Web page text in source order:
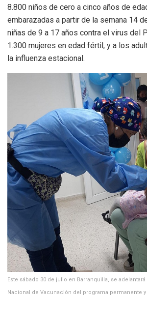
8.800 niños de cero a cinco años de
embarazadas a partir de la semana 14
niñas de 9 a 17 años contra el virus del
1.300 mujeres en edad fértil, y a los
la influenza estacional.
Este sábado 30 de julio en Barranquilla, se
Nacional de Vacunación del programa permanente y